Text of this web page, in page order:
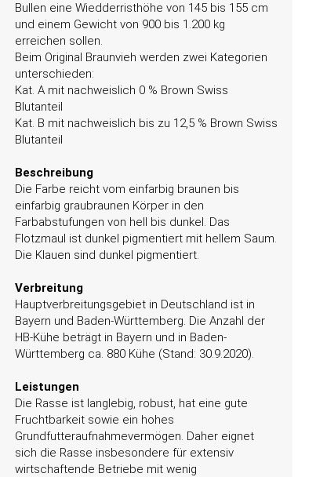
Bullen eine Wiedderristhöhe von 145 bis 155 cm
und einem Gewicht von 900 bis 1.200 kg
erreichen sollen.
Beim Original Braunvieh werden zwei Kategorien
unterschieden:
Kat. A mit nachweislich 0 % Brown Swiss
Blutanteil
Kat. B mit nachweislich bis zu 12,5 % Brown Swiss
Blutanteil
Beschreibung
Die Farbe reicht vom einfarbig braunen bis
einfarbig graubraunen Körper in den
Farbabstufungen von hell bis dunkel. Das
Flotzmaul ist dunkel pigmentiert mit hellem Saum.
Die Klauen sind dunkel pigmentiert.
Verbreitung
Hauptverbreitungsgebiet in Deutschland ist in
Bayern und Baden-Württemberg. Die Anzahl der
HB-Kühe beträgt in Bayern und in Baden-
Württemberg ca. 880 Kühe (Stand: 30.9.2020).
Leistungen
Die Rasse ist langlebig, robust, hat eine gute
Fruchtbarkeit sowie ein hohes
Grundfutteraufnahmevermögen. Daher eignet
sich die Rasse insbesondere für extensiv
wirtschaftende Betriebe mit wenig